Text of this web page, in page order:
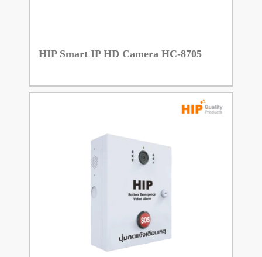
HIP Smart IP HD Camera HC-8705